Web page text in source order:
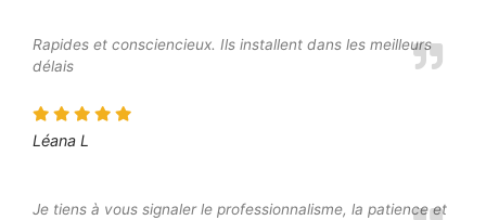
Rapides et consciencieux. Ils installent dans les meilleurs
délais
Léana L
Je tiens à vous signaler le professionnalisme, la patience et